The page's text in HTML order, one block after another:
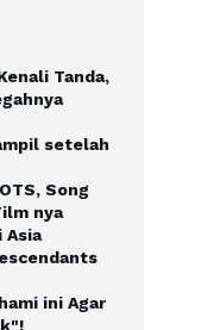
Tanda,
setelah
Song
nya
Asia
ini Agar